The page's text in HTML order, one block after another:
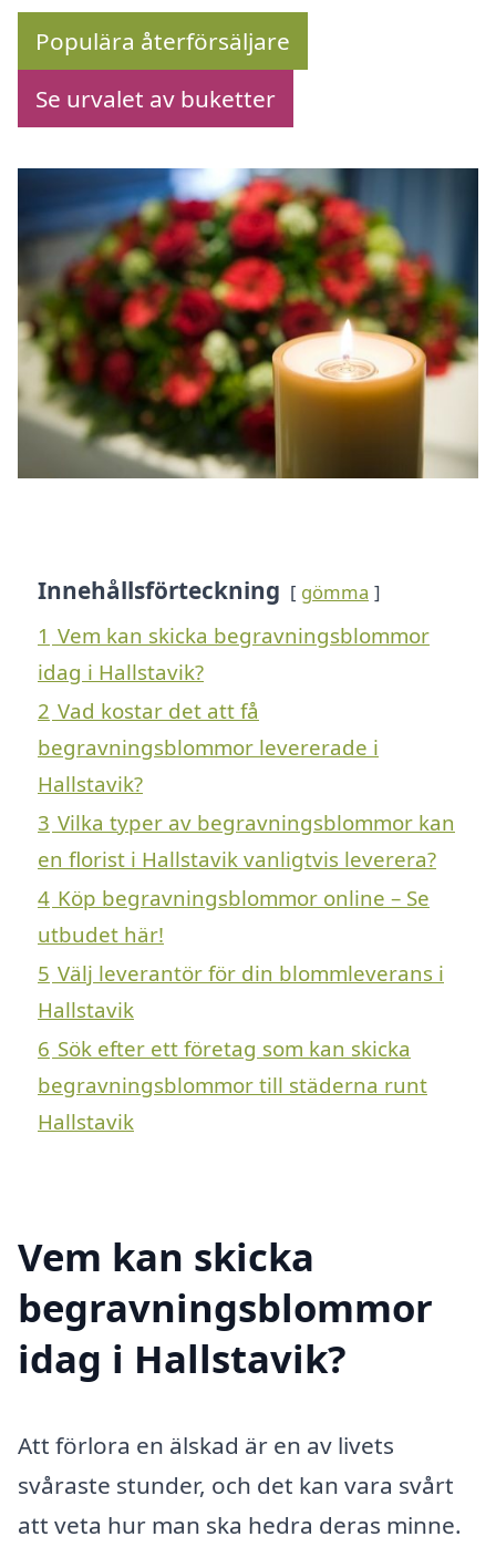
Populära återförsäljare
Se urvalet av buketter
Innehållsförteckning gömma
1 Vem kan skicka begravningsblommor
idag i Hallstavik?
2 Vad kostar det att få
begravningsblommor levererade i
Hallstavik?
3 Vilka typer av begravningsblommor kan
en florist i Hallstavik vanligtvis leverera?
4 Köp begravningsblommor online – Se
utbudet här!
5 Välj leverantör för din blommleverans i
Hallstavik
6 Sök efter ett företag som kan skicka
begravningsblommor till städerna runt
Hallstavik
Vem kan skicka
begravningsblommor
idag i Hallstavik?
Att förlora en älskad är en av livets
svåraste stunder, och det kan vara svårt
att veta hur man ska hedra deras minne.